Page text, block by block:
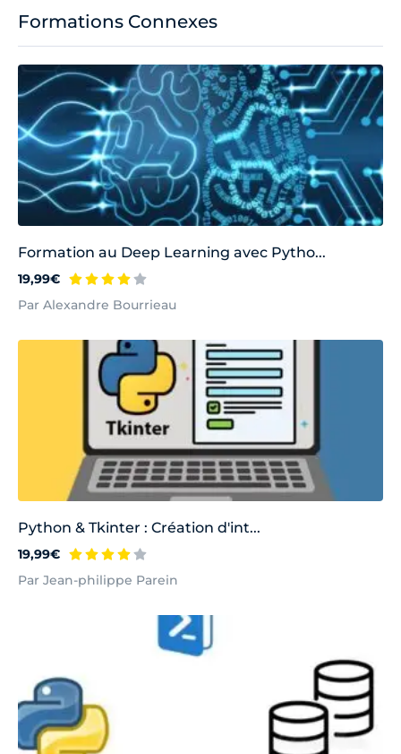
Formations Connexes
Formation au Deep Learning avec Pytho...
19,99€
Par Alexandre Bourrieau
Python & Tkinter : Création d'int...
19,99€
Par Jean-philippe Parein